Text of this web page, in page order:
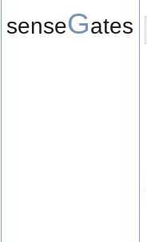
senseGates